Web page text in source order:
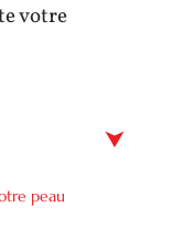
votre
peau